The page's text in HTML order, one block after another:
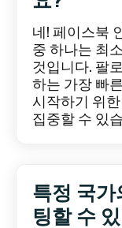
네! 페이스북
중 하나는 최
것입니다. 팔
하는 가장 빠
시작하기 위
집중할 수 있
특정 국가
팅할 수